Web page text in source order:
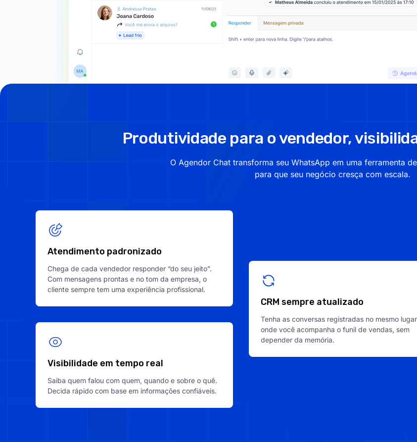
Produtividade para o vendedor,
O Agendor Chat transforma seu WhatsApp em uma ferramenta
para que seu negócio cresça com escala.
Atendimento padronizado
Chega de cada vendedor responder “do seu jeito”.
Com mensagens prontas e no tom da empresa, o
cliente sempre tem uma experiência profissional.
Visibilidade em tempo real
Saiba quem falou com quem, quando e sobre o quê.
Decida rápido com base em informações confiáveis.
CRM sempre atualizado
Tenha as conversas registradas no mesmo lugar
onde você acompanha o funil de vendas, sem
depender da memória.